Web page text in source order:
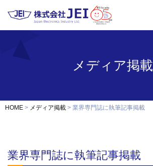
会社案内 求人採用
電気錠制御盤
メディア掲載
HOME メディア掲載 業界専門誌に執筆記事掲載
業界専門誌に執筆記事掲載